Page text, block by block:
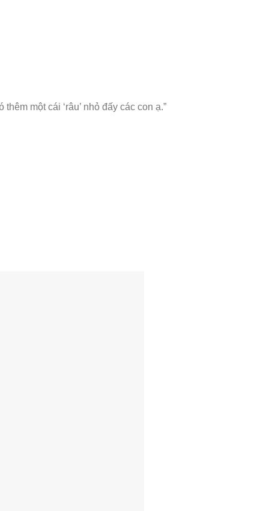
một cái ‘râu’ nhỏ đấy các con ạ.”